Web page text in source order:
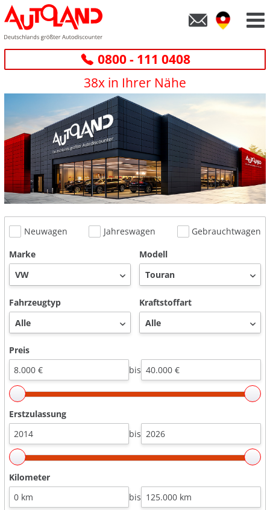
0800 - 111 0408
38x in Ihrer Nähe
Neuwagen Jahreswagen
Gebrauchtwagen
Marke
Modell
Fahrzeugtyp Kraftstoffart
Preis
bis
Erstzulassung
bis
Kilometer
bis